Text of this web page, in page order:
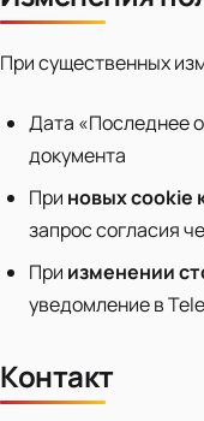
При существенных
Дата «Последнее
документа
При новых cookie
запрос согласия
При изменении
уведомление в
Контакт